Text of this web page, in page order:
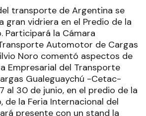
transporte de Argentina se
gran vidriera en el Predio de la
Participará la Cámara
Automotor de Cargas
Noro comentó aspectos de
Empresarial del Transporte
Gualeguaychú -Cetac-
al 30 de junio, en el predio de la
de la Feria Internacional del
presente con un stand la